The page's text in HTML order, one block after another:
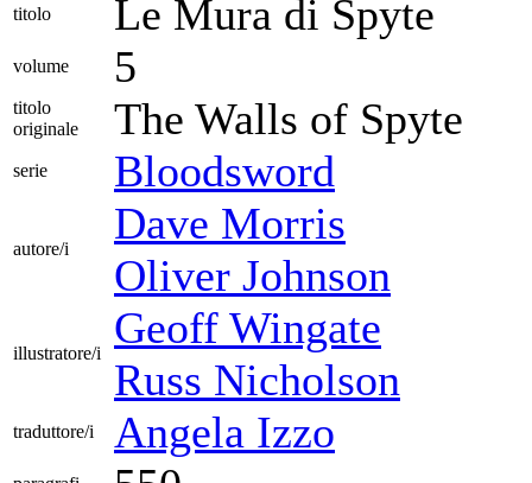
titolo Le Mura di Spyte
volume 5
titolo
originale
The Walls of Spyte
serie Bloodsword
autore/i
Dave Morris
Oliver Johnson
illustratore/i
Geoff Wingate
Russ Nicholson
traduttore/i Angela Izzo